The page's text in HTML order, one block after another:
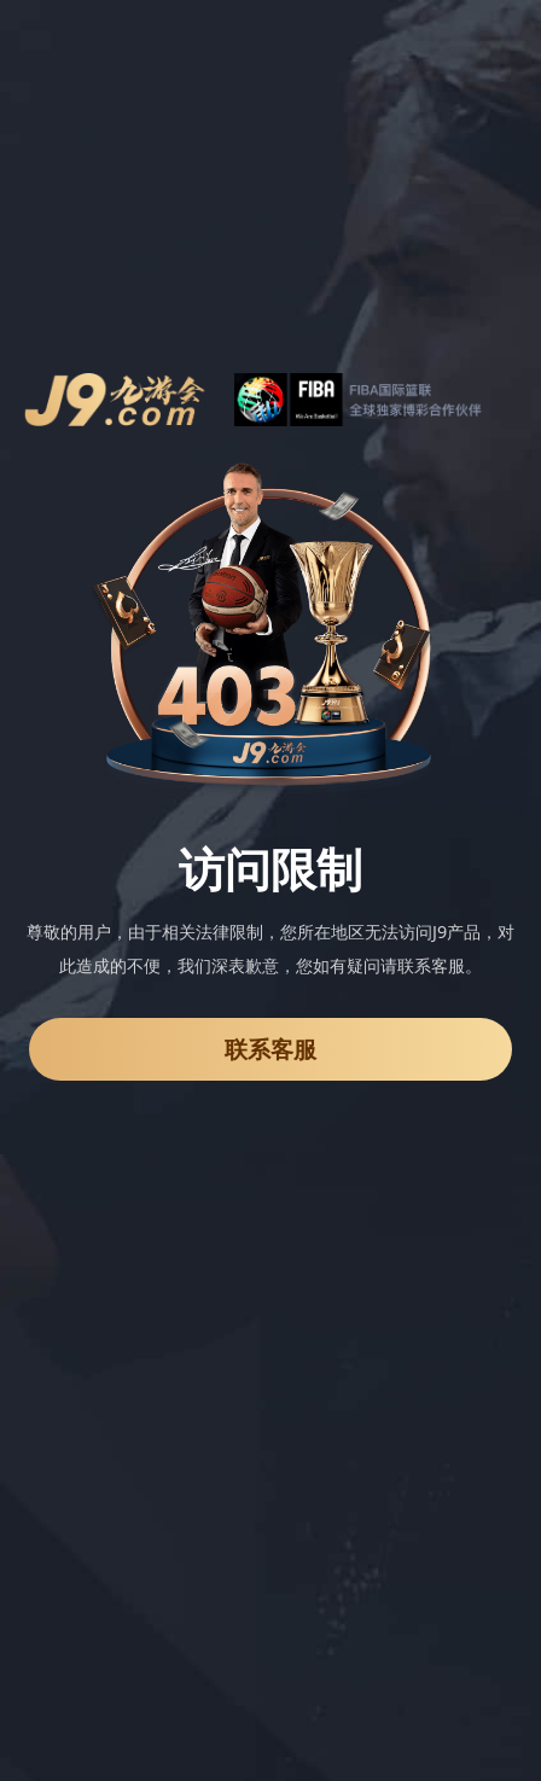
访问限制
尊敬的用户，由于相关法律限制，您所在地区无法访问J9产品，对
此造成的不便，我们深表歉意，您如有疑问请联系客服。
联系客服